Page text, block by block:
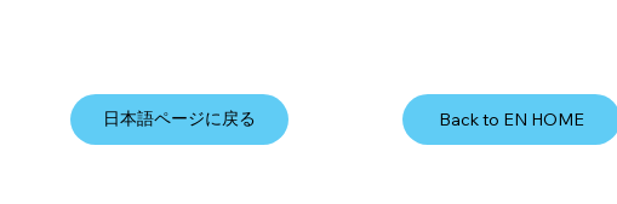
日本語ページに戻る Back to EN HOME